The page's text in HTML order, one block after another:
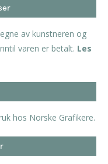
av kunstneren og
varen er betalt. Les
hos Norske Grafikere.